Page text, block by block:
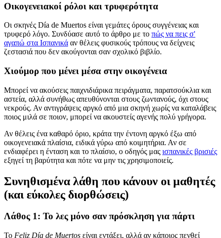
Οικογενειακοί ρόλοι και τρυφερότητα
Οι σκηνές Día de Muertos είναι γεμάτες όρους συγγένειας και
τρυφερό λόγο. Συνδύασε αυτό το άρθρο με το πώς να πεις σ'
αγαπώ στα Ισπανικά αν θέλεις φυσικούς τρόπους να δείχνεις
ζεστασιά που δεν ακούγονται σαν σχολικό βιβλίο.
Χιούμορ που μένει μέσα στην οικογένεια
Μπορεί να ακούσεις παιχνιδιάρικα πειράγματα, παρατσούκλια και
αστεία, αλλά συνήθως απευθύνονται στους ζωντανούς, όχι στους
νεκρούς. Αν αντιγράψεις αργκό από μια σκηνή χωρίς να καταλάβεις
ποιος μιλά σε ποιον, μπορεί να ακουστείς αγενής πολύ γρήγορα.
Αν θέλεις ένα καθαρό όριο, κράτα την έντονη αργκό έξω από
οικογενειακά πλαίσια, ειδικά γύρω από κοιμητήρια. Αν σε
ενδιαφέρει η ένταση και το πλαίσιο, ο οδηγός μας ισπανικές βρισιές
εξηγεί τη βαρύτητα και πότε να μην τις χρησιμοποιείς.
Συνηθισμένα λάθη που κάνουν οι μαθητές
(και εύκολες διορθώσεις)
Λάθος 1: Το λες μόνο σαν πρόσκληση για πάρτι
Το Feliz Día de Muertos είναι εντάξει, αλλά αν κάποιος πενθεί